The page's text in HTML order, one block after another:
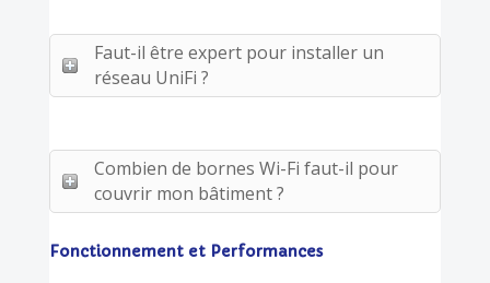
Faut-il être expert pour installer un
réseau UniFi ?
Combien de bornes Wi-Fi faut-il pour
couvrir mon bâtiment ?
Fonctionnement et Performances